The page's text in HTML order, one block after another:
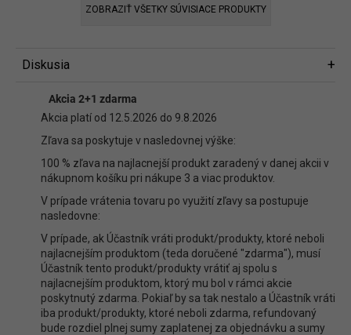
Akcia 2+1 zdarma
Akcia platí od 12.5.2026 do 9.8.2026
Zľava sa poskytuje v nasledovnej výške:
100 % zľava na najlacnejší produkt zaradený v danej akcii v
nákupnom košíku pri nákupe 3 a viac produktov.
V prípade vrátenia tovaru po využití zľavy sa postupuje
nasledovne:
V prípade, ak Účastník vráti produkt/produkty, ktoré neboli
najlacnejším produktom (teda doručené "zdarma"), musí
Účastník tento produkt/produkty vrátiť aj spolu s
najlacnejším produktom, ktorý mu bol v rámci akcie
poskytnutý zdarma. Pokiaľ by sa tak nestalo a Účastník vráti
iba produkt/produkty, ktoré neboli zdarma, refundovaný
bude rozdiel plnej sumy zaplatenej za objednávku a sumy
ZOBRAZIŤ VŠETKY SÚVISIACE PRODUKTY
Diskusia
Diskusia
Buďte prvý, kto napíše príspevok k tejto položke.
Len registrovaní používatelia môžu pridávať príspevky. Prosím
alebo sazaregistrujte.